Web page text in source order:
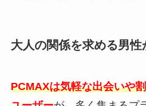
大人の関係を求める男性
PCMAXは気軽な出会いや